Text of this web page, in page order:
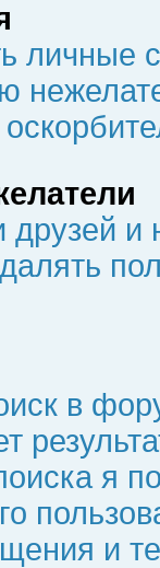
личные
друзей
в
я
и